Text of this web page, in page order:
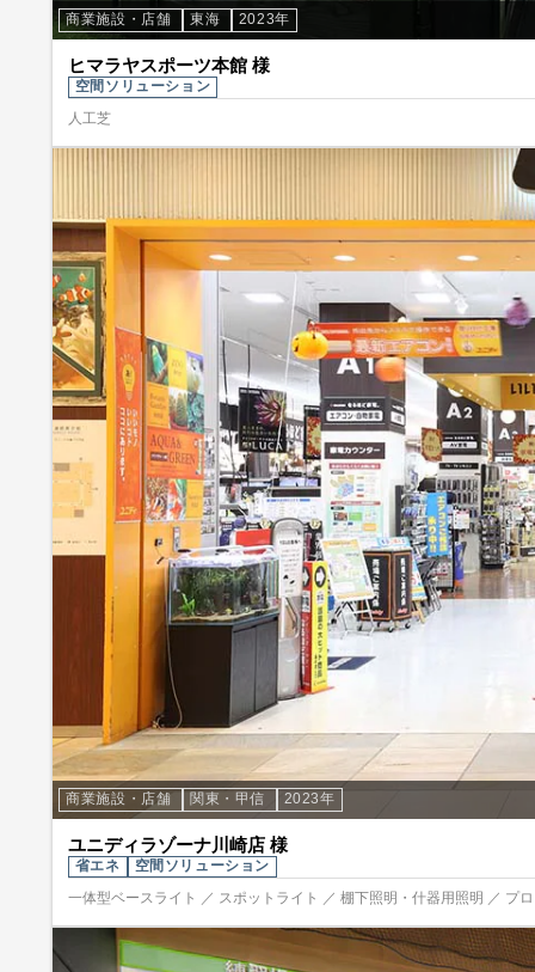
商業施設・店舗 東海 2023年
ヒマラヤスポーツ本館 様
空間ソリューション
人工芝
商業施設・店舗 関東・甲信 2023年
ユニディラゾーナ川崎店 様
省エネ
空間ソリューション
一体型ベースライト ／ スポットライト ／ 棚下照明・什器用照明 ／ プ